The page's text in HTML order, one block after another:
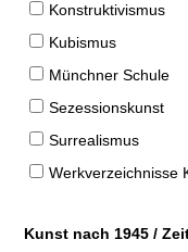
Konstruktivismus
Kubismus
Münchner Schule
Sezessionskunst
Surrealismus
Werkverzeichnisse
Kunst nach 1945 /